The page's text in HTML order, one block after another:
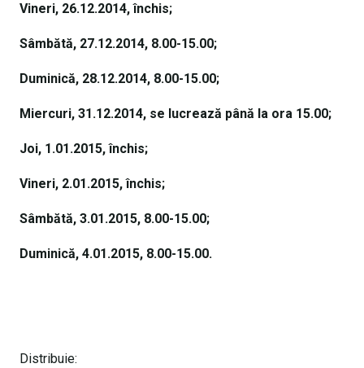
Vineri, 26.12.2014, închis;
Sâmbătă, 27.12.2014, 8.00-15.00;
Duminică, 28.12.2014, 8.00-15.00;
Miercuri, 31.12.2014, se lucrează până la ora 15.00;
Joi, 1.01.2015, închis;
Vineri, 2.01.2015, închis;
Sâmbătă, 3.01.2015, 8.00-15.00;
Duminică, 4.01.2015, 8.00-15.00.
Distribuie: